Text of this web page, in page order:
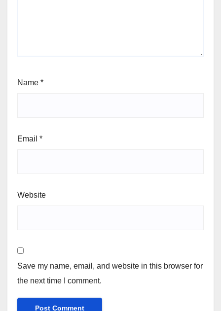
Name *
Email *
Website
Save my name, email, and website in this browser for
the next time I comment.